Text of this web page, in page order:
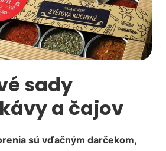
sady
a čajov
sú vďačným darčekom,